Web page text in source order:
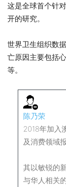
这是全球首个针
开的研究。
世界卫生组织数
亡原因主要包括
等。
陈乃荣
2018年加入
及消费领域
其以敏锐的
与华人相关